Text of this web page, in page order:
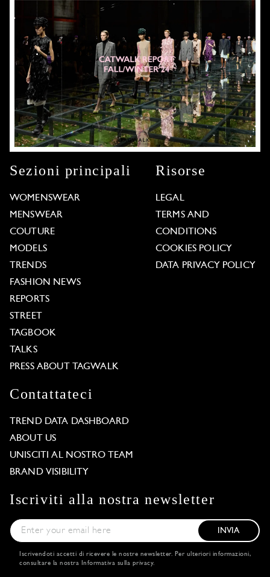
Sezioni principali
WOMENSWEAR
MENSWEAR
COUTURE
MODELS
TRENDS
FASHION NEWS
REPORTS
STREET
TAGBOOK
TALKS
PRESS ABOUT TAGWALK
Risorse
LEGAL
TERMS AND
CONDITIONS
COOKIES POLICY
DATA PRIVACY POLICY
Contattateci
TREND DATA DASHBOARD
ABOUT US
UNISCITI AL NOSTRO TEAM
BRAND VISIBILITY
Iscriviti alla nostra newsletter
INVIA
Iscrivendoti accetti di ricevere le nostre newsletter. Per ulteriori informazioni,
consultare la nostra
Informativa sulla privacy.